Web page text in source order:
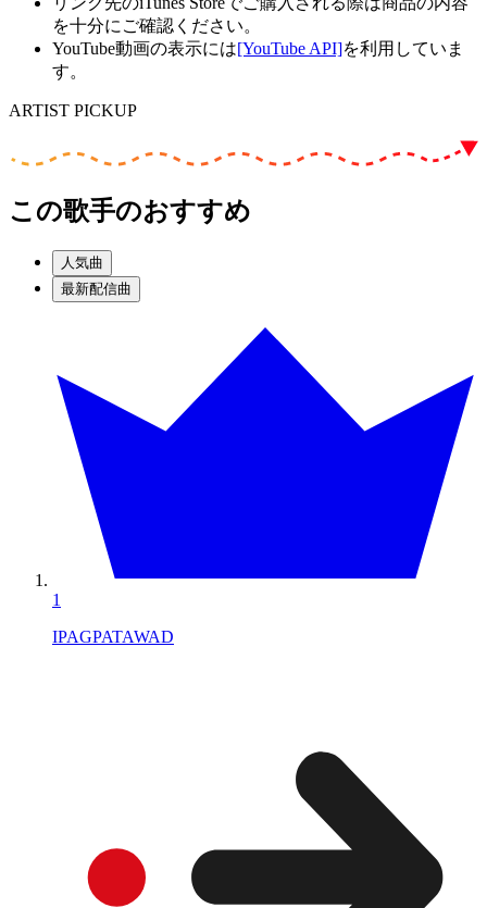
を十分にご確認ください。
YouTube動画の表示には[YouTube API]を利用していま
す。
ARTIST PICKUP
この歌手のおすすめ
人気曲
最新配信曲
1
IPAGPATAWAD